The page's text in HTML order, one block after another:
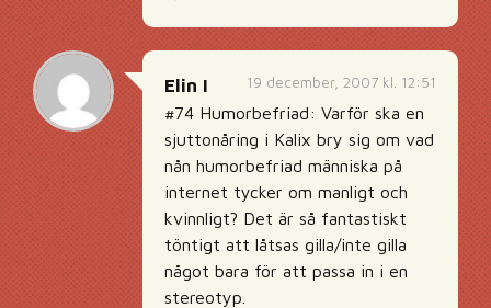
19 december, 2007 kl. 12:51
Elin I
#74 Humorbefriad: Varför ska en
sjuttonåring i Kalix bry sig om vad
nån humorbefriad människa på
internet tycker om manligt och
kvinnligt? Det är så fantastiskt
töntigt att låtsas gilla/inte gilla
något bara för att passa in i en
stereotyp.